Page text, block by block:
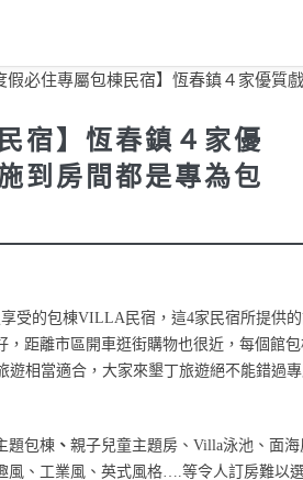
假必住專屬包棟民宿】恆春鎮４家優質
宿】恆春鎮４家優
到房間都是專為包
受的包棟VILLA民宿，這4家民宿所提供
距離市區開車逛街購物也很近，每個館包
遊相當適合，大家來墾丁旅遊絕不能錯過
題包棟 、 親子兒童主題房、Villa泳池、面海
風、工業風、英式風格….等令人訂房難以